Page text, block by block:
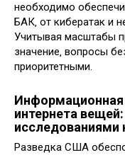
необходимо
БАК‚ от кибератак и
Учитывая масштабы
значение‚ вопросы
приоритетными.
Информационная
интернета
исследованиями
Разведка США